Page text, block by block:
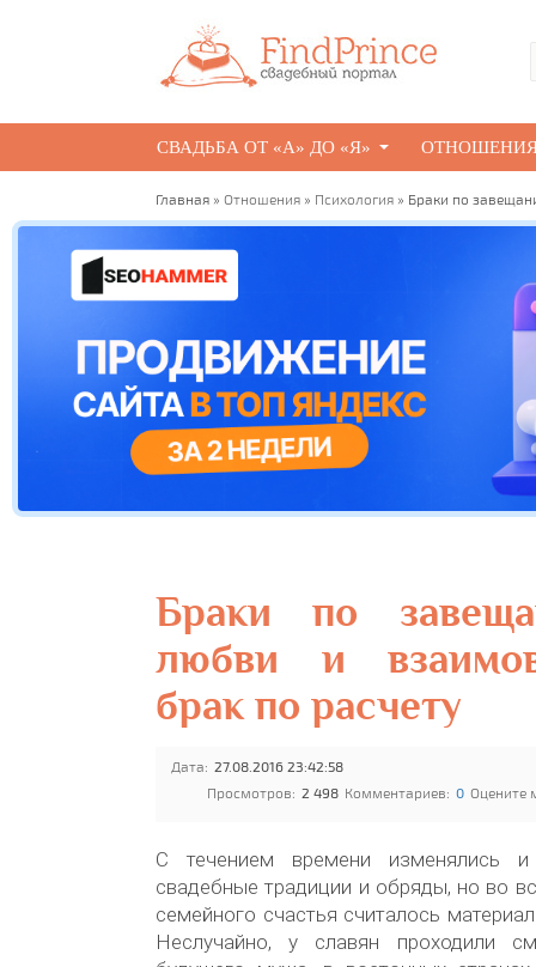
СВАДЬБА ОТ «А» ДО «Я»
Главная » Отношения » Психология » Браки по
Браки по
любви и
брак по расчету
Дата: 27.08.2016 23:42:58
Просмотров: 2 498 Комментариев: 0 Оцените
С течением времени изменялись и
свадебные традиции и обряды, но во
семейного счастья считалось
Неслучайно, у славян проходили